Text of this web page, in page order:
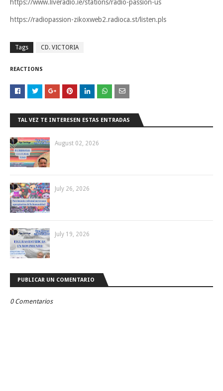
https://www.liveradio.ie/stations/radio-passion-us
https://radiopassion-zikoxweb2.radioca.st/listen.pls
Tags CD. VICTORIA
REACTIONS
TAL VEZ TE INTERESEN ESTAS ENTRADAS
August 02, 2026
July 26, 2026
July 19, 2026
PUBLICAR UN COMENTARIO
0 Comentarios